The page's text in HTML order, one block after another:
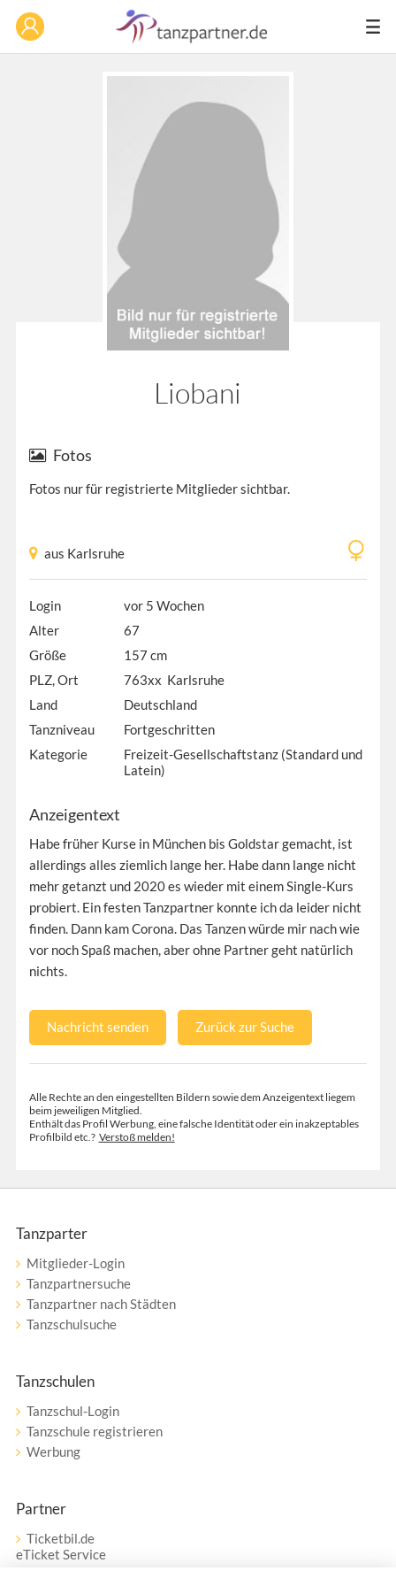
Liobani
Fotos
Fotos nur für registrierte Mitglieder sichtbar.
aus Karlsruhe
Login
vor 5 Wochen
Alter
67
Größe
157 cm
PLZ, Ort
763xx Karlsruhe
Land
Deutschland
Tanzniveau
Fortgeschritten
Kategorie
Freizeit-Gesellschaftstanz (Standard und
Latein)
Anzeigentext
Habe früher Kurse in München bis Goldstar gemacht, ist
allerdings alles ziemlich lange her. Habe dann lange nicht
mehr getanzt und 2020 es wieder mit einem Single-Kurs
probiert. Ein festen Tanzpartner konnte ich da leider nicht
finden. Dann kam Corona. Das Tanzen würde mir nach wie
vor noch Spaß machen, aber ohne Partner geht natürlich
nichts.
Nachricht senden Zurück zur Suche
Alle Rechte an den eingestellten Bildern sowie dem Anzeigentext liegem
beim jeweiligen Mitglied.
Enthält das Profil Werbung, eine falsche Identität oder ein inakzeptables
Profilbild etc.? Verstoß melden!
Tanzparter
Mitglieder-Login
Tanzpartnersuche
Tanzpartner nach Städten
Tanzschulsuche
Tanzschulen
Tanzschul-Login
Tanzschule registrieren
Werbung
Partner
Ticketbil.de
eTicket Service